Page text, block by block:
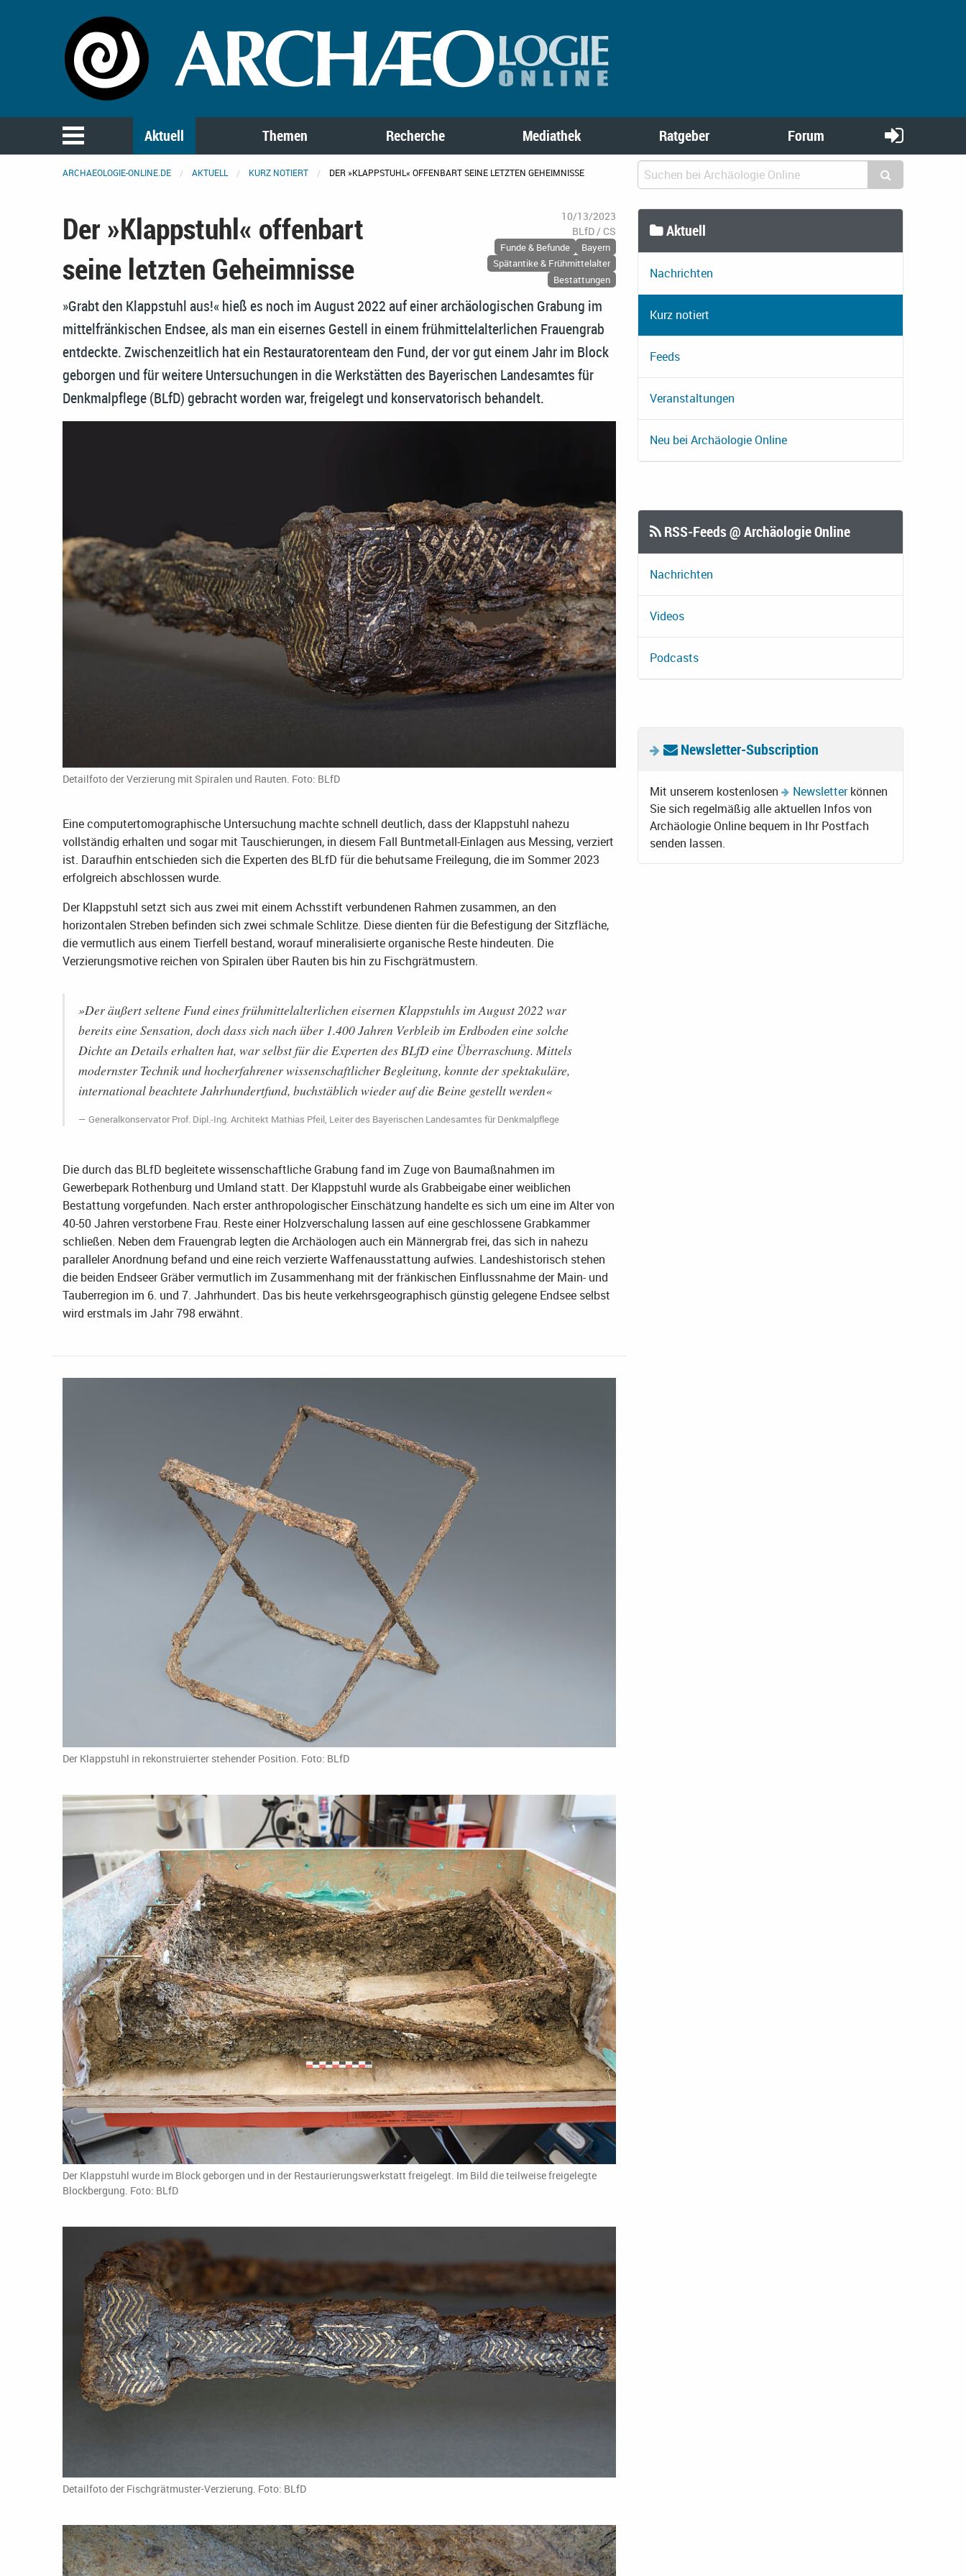
Aktuell Themen Recherche Mediathek Ratgeber Forum
ARCHAEOLOGIE-ONLINE.DE AKTUELL KURZ NOTIERT DER »KLAPPSTUHL« OFFENBART SEINE LETZTEN GEHEIMNISSE
Der »Klappstuhl« offenbart
seine letzten Geheimnisse
10/13/2023
BLfD / CS
Funde & Befunde
Bayern
Spätantike & Frühmittelalter
Bestattungen
»Grabt den Klappstuhl aus!« hieß es noch im August 2022 auf einer archäologischen Grabung im
mittelfränkischen Endsee, als man ein eisernes Gestell in einem frühmittelalterlichen Frauengrab
entdeckte. Zwischenzeitlich hat ein Restauratorenteam den Fund, der vor gut einem Jahr im Block
geborgen und für weitere Untersuchungen in die Werkstätten des Bayerischen Landesamtes für
Denkmalpflege (BLfD) gebracht worden war, freigelegt und konservatorisch behandelt.
Detailfoto der Verzierung mit Spiralen und Rauten. Foto: BLfD
Eine computertomographische Untersuchung machte schnell deutlich, dass der Klappstuhl nahezu
vollständig erhalten und sogar mit Tauschierungen, in diesem Fall Buntmetall-Einlagen aus Messing, verziert
ist. Daraufhin entschieden sich die Experten des BLfD für die behutsame Freilegung, die im Sommer 2023
erfolgreich abschlossen wurde.
Der Klappstuhl setzt sich aus zwei mit einem Achsstift verbundenen Rahmen zusammen, an den
horizontalen Streben befinden sich zwei schmale Schlitze. Diese dienten für die Befestigung der Sitzfläche,
die vermutlich aus einem Tierfell bestand, worauf mineralisierte organische Reste hindeuten. Die
Verzierungsmotive reichen von Spiralen über Rauten bis hin zu Fischgrätmustern.
»Der äußert seltene Fund eines frühmittelalterlichen eisernen Klappstuhls im August 2022 war
bereits eine Sensation, doch dass sich nach über 1.400 Jahren Verbleib im Erdboden eine solche
Dichte an Details erhalten hat, war selbst für die Experten des BLfD eine Überraschung. Mittels
modernster Technik und hocherfahrener wissenschaftlicher Begleitung, konnte der spektakuläre,
international beachtete Jahrhundertfund, buchstäblich wieder auf die Beine gestellt werden«
Generalkonservator Prof. Dipl.-Ing. Architekt Mathias Pfeil, Leiter des Bayerischen Landesamtes für Denkmalpflege
Die durch das BLfD begleitete wissenschaftliche Grabung fand im Zuge von Baumaßnahmen im
Gewerbepark Rothenburg und Umland statt. Der Klappstuhl wurde als Grabbeigabe einer weiblichen
Bestattung vorgefunden. Nach erster anthropologischer Einschätzung handelte es sich um eine im Alter von
40-50 Jahren verstorbene Frau. Reste einer Holzverschalung lassen auf eine geschlossene Grabkammer
schließen. Neben dem Frauengrab legten die Archäologen auch ein Männergrab frei, das sich in nahezu
paralleler Anordnung befand und eine reich verzierte Waffenausstattung aufwies. Landeshistorisch stehen
die beiden Endseer Gräber vermutlich im Zusammenhang mit der fränkischen Einflussnahme der Main- und
Tauberregion im 6. und 7. Jahrhundert. Das bis heute verkehrsgeographisch günstig gelegene Endsee selbst
wird erstmals im Jahr 798 erwähnt.
Der Klappstuhl in rekonstruierter stehender Position. Foto: BLfD
Der Klappstuhl wurde im Block geborgen und in der Restaurierungswerkstatt freigelegt. Im Bild die teilweise freigelegte
Blockbergung. Foto: BLfD
Detailfoto der Fischgrätmuster-Verzierung. Foto: BLfD
Aktuell
Nachrichten
Kurz notiert
Feeds
Veranstaltungen
Neu bei Archäologie Online
RSS-Feeds @ Archäologie Online
Nachrichten
Videos
Podcasts
Newsletter-Subscription
Mit unserem kostenlosen Newsletterkönnen
Sie sich regelmäßig alle aktuellen Infos von
Archäologie Online bequem in Ihr Postfach
senden lassen.